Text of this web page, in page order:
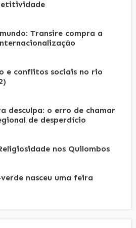
Transire compra a
e conflitos sociais no rio
desculpa: o erro de chamar
de desperdício
nos Quilombos
nasceu uma feira